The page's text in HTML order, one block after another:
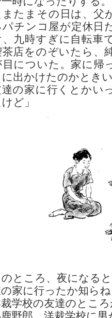
たまその日は、父
パチンコ屋が定休日
、九時すぎに自転車
店をのぞいたら、
についた。家に帰
に出かけたのかとき
達の家に行くとか
ど」
ところ、夜になる
の家に行ったか知ら
裁学校の友達のとこ